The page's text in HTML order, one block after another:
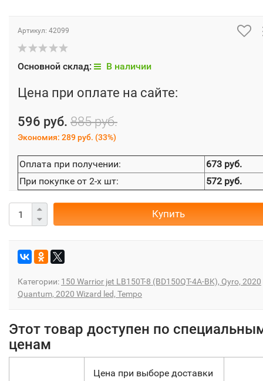
Артикул: 42099
Основной склад: В наличии
Цена при оплате на сайте:
596 руб. 885 руб.
Экономия: 289 руб. (33%)
Оплата при получении:
673 руб.
При покупке от 2-х шт:
572 руб.
Купить
Категории: 150 Warrior jet LB150T-8 (BD150QT-4A-BK), Qyro, 2020
Quantum, 2020 Wizard led, Tempo
Этот товар доступен по
ценам
Цена при выборе доставки